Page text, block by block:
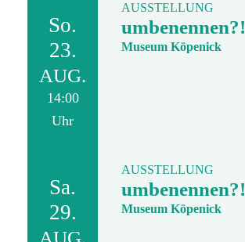
So.
23.
AUG.
14:00
Uhr
AUSSTELLUNG
umbenennen?!
Museum Köpenick
Sa.
29.
AUG.
AUSSTELLUNG
umbenennen?!
Museum Köpenick